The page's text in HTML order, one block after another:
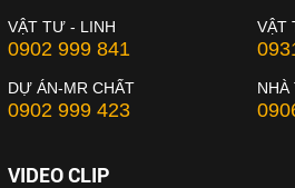
VẬT TƯ - LINH
0902 999 841
VẬT
DỰ ÁN-MR CHẤT
0902 999 423
NHÀ
VIDEO CLIP